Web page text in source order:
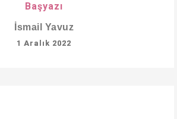
Başyazı
İsmail Yavuz
1 Aralık 2022